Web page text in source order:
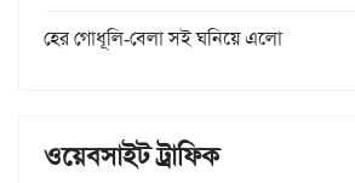
হের গোধূলি-বেলা সই ঘনিয়ে এলো
ওয়েবসাইট ট্রাফিক